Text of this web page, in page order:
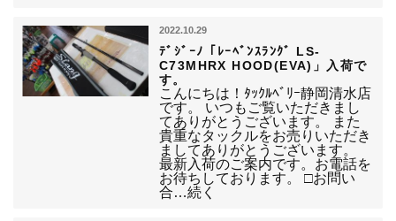
2022.10.29
ﾃﾞｼﾞｰﾉ「ﾚｰﾍﾞﾝｽﾗﾝｸﾞ LS-
C73MHRX HOOD(EVA)」入荷で
す。
こんにちは！ﾀｯｸﾙﾍﾞﾘｰ静岡清水店
です。 いつもご覧いただきまし
てありがとうございます。 また
貴重なタックルをお売りいただき
ましてありがとうございます。
最新入荷のご案内です。お電話を
お待ちしております。 □お問い
合…続く